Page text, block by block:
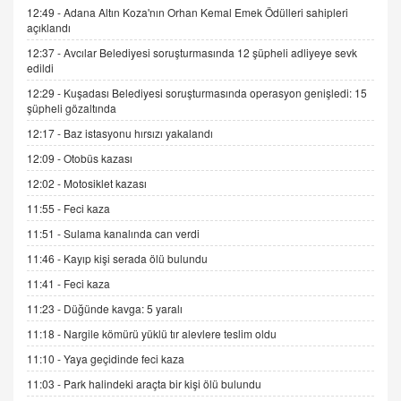
İNCİ GÜL AKÖL
06.07.2026 13:00
ADEM AKÖL
Esed Destekçilerinin Yüzüne Vurulan Şamar:
Sednaya
11.12.2024 12:30
DR. EKREM ASLAN
Gerçek Ne, Algı Ne? "Beraber Yürüyoruz"
Cümlesinin Peşinden
19.07.2025 12:45
GÖNÜL MENEKŞE
Şifacının Yolu
04.11.2025 12:56
AV. RÜMEYSA ÖZKALE
Kira Uyuşmazlıklarında Dava Açmadan Önce
12:49 -Adana Altın Koza'nın Orhan Kemal Emek Ödülleri sahipleri
açıklandı
12:37 -Avcılar Belediyesi soruşturmasında 12 şüpheli adliyeye sevk
edildi
12:29 - Kuşadası Belediyesi soruşturmasında operasyon genişledi: 15
şüpheli gözaltında
12:17 - Baz istasyonu hırsızı yakalandı
12:09 -Otobüs kazası
12:02 - Motosiklet kazası
11:55 - Feci kaza
11:51 -Sulama kanalında can verdi
11:46 - Kayıp kişi serada ölü bulundu
11:41 - Feci kaza
11:23 - Düğünde kavga: 5 yaralı
11:18 - Nargile kömürü yüklü tır alevlere teslim oldu
11:10 -Yaya geçidinde feci kaza
11:03 - Park halindeki araçta bir kişi ölü bulundu